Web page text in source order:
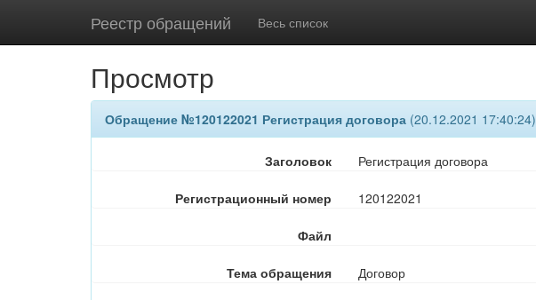
Реестр обращений Весь список
Просмотр
Обращение №120122021 Регистрация договора (20.12.2021 17:40:24)
Заголовок Регистрация договора
Регистрационный номер 120122021
Файл
Тема обращения Договор